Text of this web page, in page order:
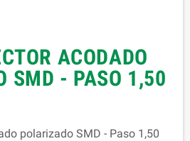
ACODADO
SMD - PASO 1,50
polarizado SMD - Paso 1,50